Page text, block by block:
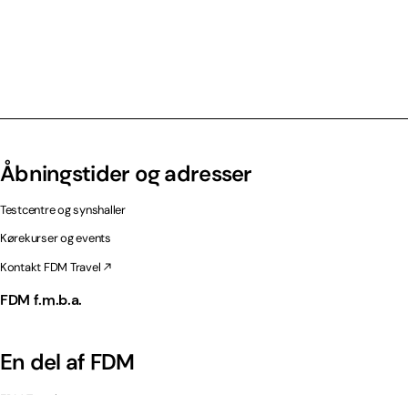
Åbningstider og adresser
Testcentre og synshaller
Kørekurser og events
Kontakt FDM Travel
FDM f.m.b.a.
En del af FDM